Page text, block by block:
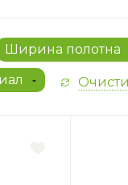
Ширина полотна